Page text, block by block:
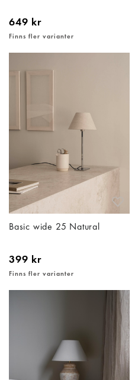
649 kr
Finns fler varianter
Basic wide 25 Natural
399 kr
Finns fler varianter